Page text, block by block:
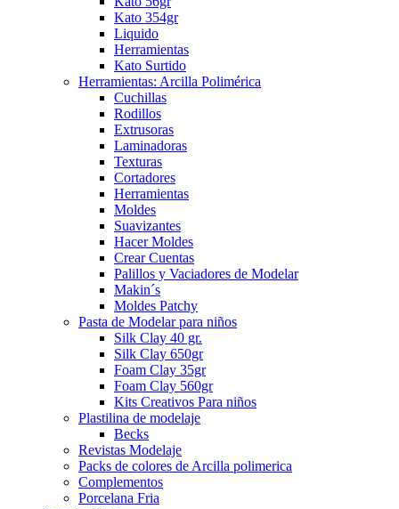
Kato 354gr
Liquido
Herramientas
Kato Surtido
Herramientas: Arcilla Polimérica
Cuchillas
Rodillos
Extrusoras
Laminadoras
Texturas
Cortadores
Herramientas
Moldes
Suavizantes
Hacer Moldes
Crear Cuentas
Palillos y Vaciadores de Modelar
Makin´s
Moldes Patchy
Pasta de Modelar para niños
Silk Clay 40 gr.
Silk Clay 650gr
Foam Clay 35gr
Foam Clay 560gr
Kits Creativos Para niños
Plastilina de modelaje
Becks
Revistas Modelaje
Packs de colores de Arcilla polimerica
Complementos
Porcelana Fria